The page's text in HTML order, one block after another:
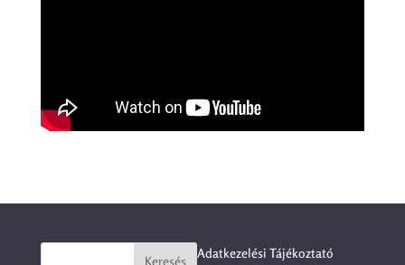
Keresés Adatkezelési Tájékoztató